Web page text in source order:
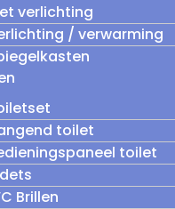
verlichting
/ verwarming
toilet
toilet
Brillen